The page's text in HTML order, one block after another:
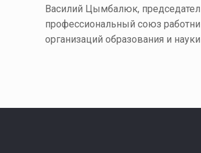
Василий Цымбалюк,
профессиональный союз
организаций образования и